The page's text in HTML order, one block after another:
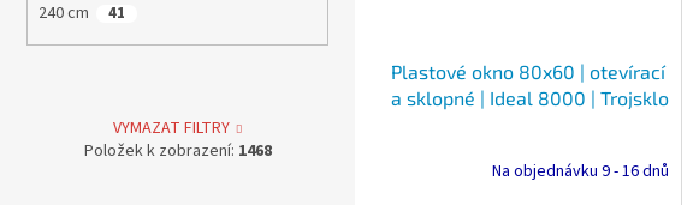
240 cm 41
VYMAZAT FILTRY
Položek k zobrazení: 1468
Plastové okno 80x60 | otevírací
a sklopné | Ideal 8000 | Trojsklo
Na objednávku 9 - 16 dnů